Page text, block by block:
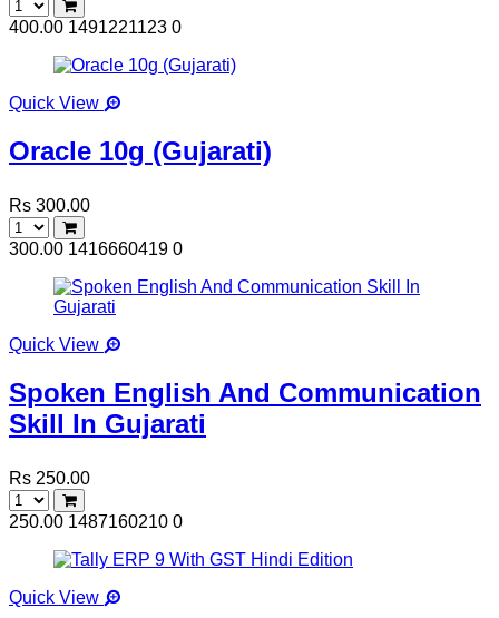
400.00 1491221123 0
Quick View
Oracle 10g (Gujarati)
Rs 300.00
300.00 1416660419 0
Quick View
Spoken English And Communication
Skill In Gujarati
Rs 250.00
250.00 1487160210 0
Quick View